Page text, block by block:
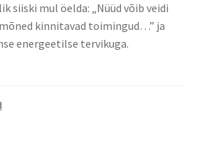
siiski mul öelda: „Nüüd võib veidi
kinnitavad toimingud…” ja
energeetilse tervikuga.